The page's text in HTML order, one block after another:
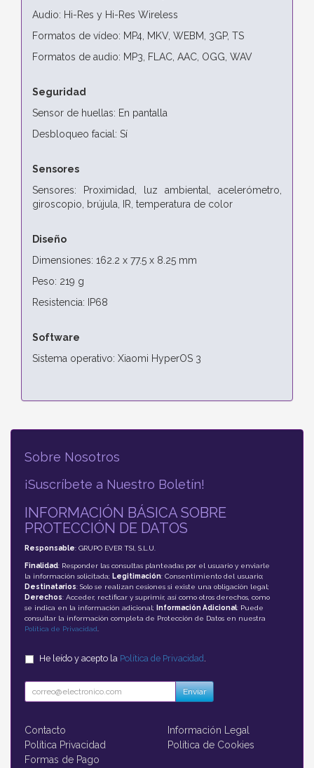
Audio: Hi-Res y Hi-Res Wireless
Formatos de vídeo: MP4, MKV, WEBM, 3GP, TS
Formatos de audio: MP3, FLAC, AAC, OGG, WAV
Seguridad
Sensor de huellas: En pantalla
Desbloqueo facial: Sí
Sensores
Sensores: Proximidad, luz ambiental, acelerómetro,
giroscopio, brújula, IR, temperatura de color
Diseño
Dimensiones: 162.2 x 77.5 x 8.25 mm
Peso: 219 g
Resistencia: IP68
Software
Sistema operativo: Xiaomi HyperOS 3
Sobre Nosotros
¡Suscríbete a Nuestro Boletín!
INFORMACIÓN BÁSICA SOBRE
PROTECCIÓN DE DATOS
Responsable: GRUPO EVER TSI, S.L.U.
Finalidad: Responder las consultas planteadas por el usuario y enviarle
la información solicitada; Legitimación: Consentimiento del usuario;
Destinatarios: Solo se realizan cesiones si existe una obligación legal;
Derechos: Acceder, rectificar y suprimir, así como otros derechos, como
se indica en la información adicional;
Información Adicional: Puede
consultar la información completa de Protección de Datos en nuestra
Política de Privacidad
He leído y acepto la Política de Privacidad
Enviar
Contacto
Información Legal
Política Privacidad
Política de Cookies
Formas de Pago